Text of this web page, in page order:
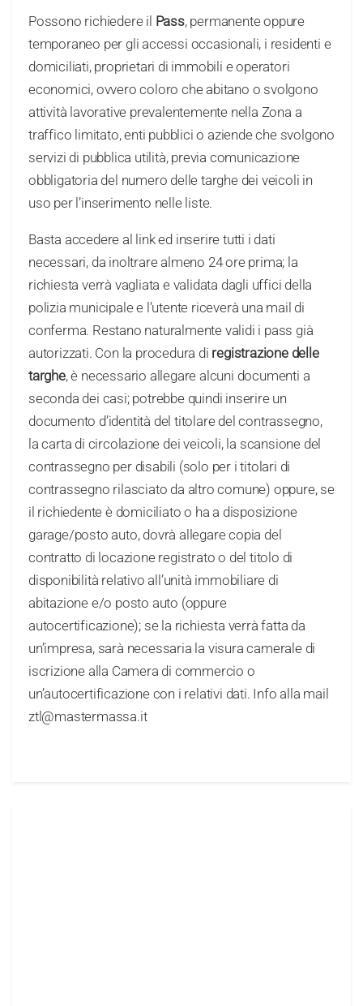
Possono richiedere il Pass, permanente oppure
temporaneo per gli accessi occasionali, i residenti e
domiciliati, proprietari di immobili e operatori
economici, ovvero coloro che abitano o svolgono
attività lavorative prevalentemente nella Zona a
traffico limitato, enti pubblici o aziende che svolgono
servizi di pubblica utilità, previa comunicazione
obbligatoria del numero delle targhe dei veicoli in
uso per l’inserimento nelle liste.
Basta accedere al link ed inserire tutti i dati
necessari, da inoltrare almeno 24 ore prima; la
richiesta verrà vagliata e validata dagli uffici della
polizia municipale e l’utente riceverà una mail di
conferma. Restano naturalmente validi i pass già
autorizzati. Con la procedura di registrazione delle
targhe, è necessario allegare alcuni documenti a
seconda dei casi; potrebbe quindi inserire un
documento d’identità del titolare del contrassegno,
la carta di circolazione dei veicoli, la scansione del
contrassegno per disabili (solo per i titolari di
contrassegno rilasciato da altro comune) oppure, se
il richiedente è domiciliato o ha a disposizione
garage/posto auto, dovrà allegare copia del
contratto di locazione registrato o del titolo di
disponibilità relativo all’unità immobiliare di
abitazione e/o posto auto (oppure
autocertificazione); se la richiesta verrà fatta da
un’impresa, sarà necessaria la visura camerale di
iscrizione alla Camera di commercio o
un’autocertificazione con i relativi dati. Info alla mail
ztl@mastermassa.it